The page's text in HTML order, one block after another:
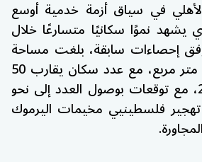
في سياق أزمة خدمية أوسع
يشهد نموًا سكانيًا متسارعًا خلال
إحصاءات سابقة، بلغت مساحة
المخيم نحو 15 ألف متر مربع، مع عدد سكان يقارب 50
ألف لاجئ عام 2022، مع توقعات بوصول العدد إلى نحو
تهجير فلسطينيي مخيمات اليرموك